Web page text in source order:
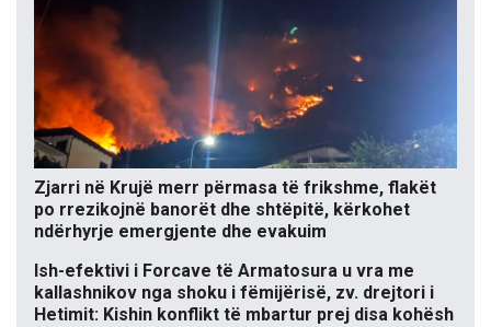
Zjarri në Krujë merr përmasa të frikshme, flakët
po rrezikojnë banorët dhe shtëpitë, kërkohet
ndërhyrje emergjente dhe evakuim
Ish-efektivi i Forcave të Armatosura u vra me
kallashnikov nga shoku i fëmijërisë, zv. drejtori i
Hetimit: Kishin konflikt të mbartur prej disa kohësh